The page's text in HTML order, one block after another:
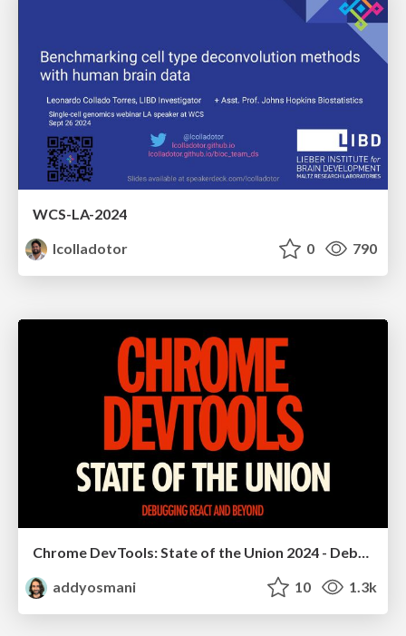
WCS-LA-2024
lcolladotor
0 790
Chrome DevTools: State of the Union 2024 - Debugging React & Beyond
addyosmani
10 1.3k